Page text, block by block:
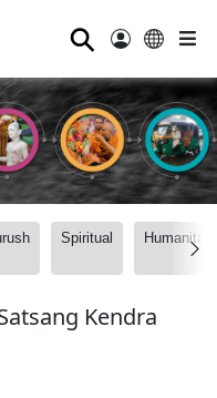
⚲
Spiritual
Kendra